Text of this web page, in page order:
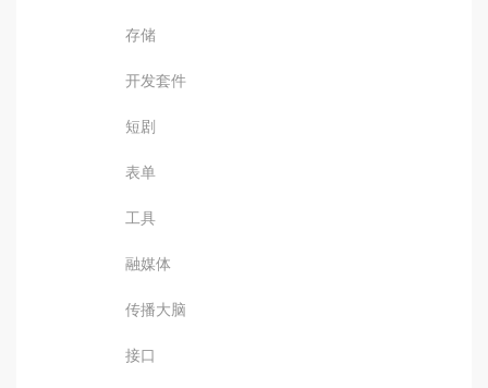
存储
开发套件
短剧
表单
工具
融媒体
传播大脑
接口